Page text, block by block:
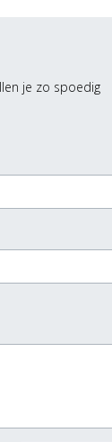
je zo spoedig